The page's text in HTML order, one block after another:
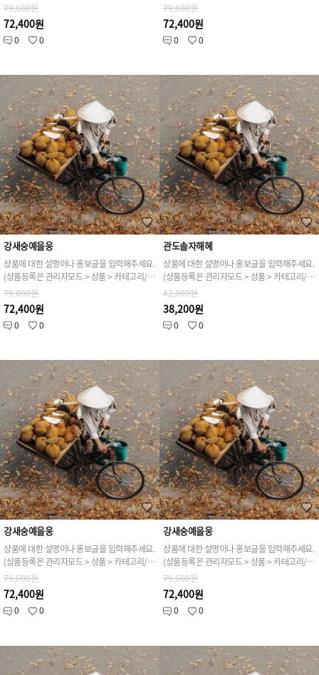
79,600원
72,400원
0 0
79,600원
72,400원
0 0
강새숭예을웅
상품에 대한 설명이나 홍보글을 입력해주세요.
(상품등록은 관리자모드 > 상품 > 카테고리/상품관리 > 상품등록 가능)
79,600원
72,400원
0 0
관도솔자해혜
상품에 대한 설명이나 홍보글을 입력해주세요.
(상품등록은 관리자모드 > 상품 > 카테고리/상품관리 > 상품등록 가능)
42,000원
38,200원
0 0
강새숭예을웅
상품에 대한 설명이나 홍보글을 입력해주세요.
(상품등록은 관리자모드 > 상품 > 카테고리/상품관리 > 상품등록 가능)
79,600원
72,400원
0 0
강새숭예을웅
상품에 대한 설명이나 홍보글을 입력해주세요.
(상품등록은 관리자모드 > 상품 > 카테고리/상품관리 > 상품등록 가능)
79,600원
72,400원
0 0